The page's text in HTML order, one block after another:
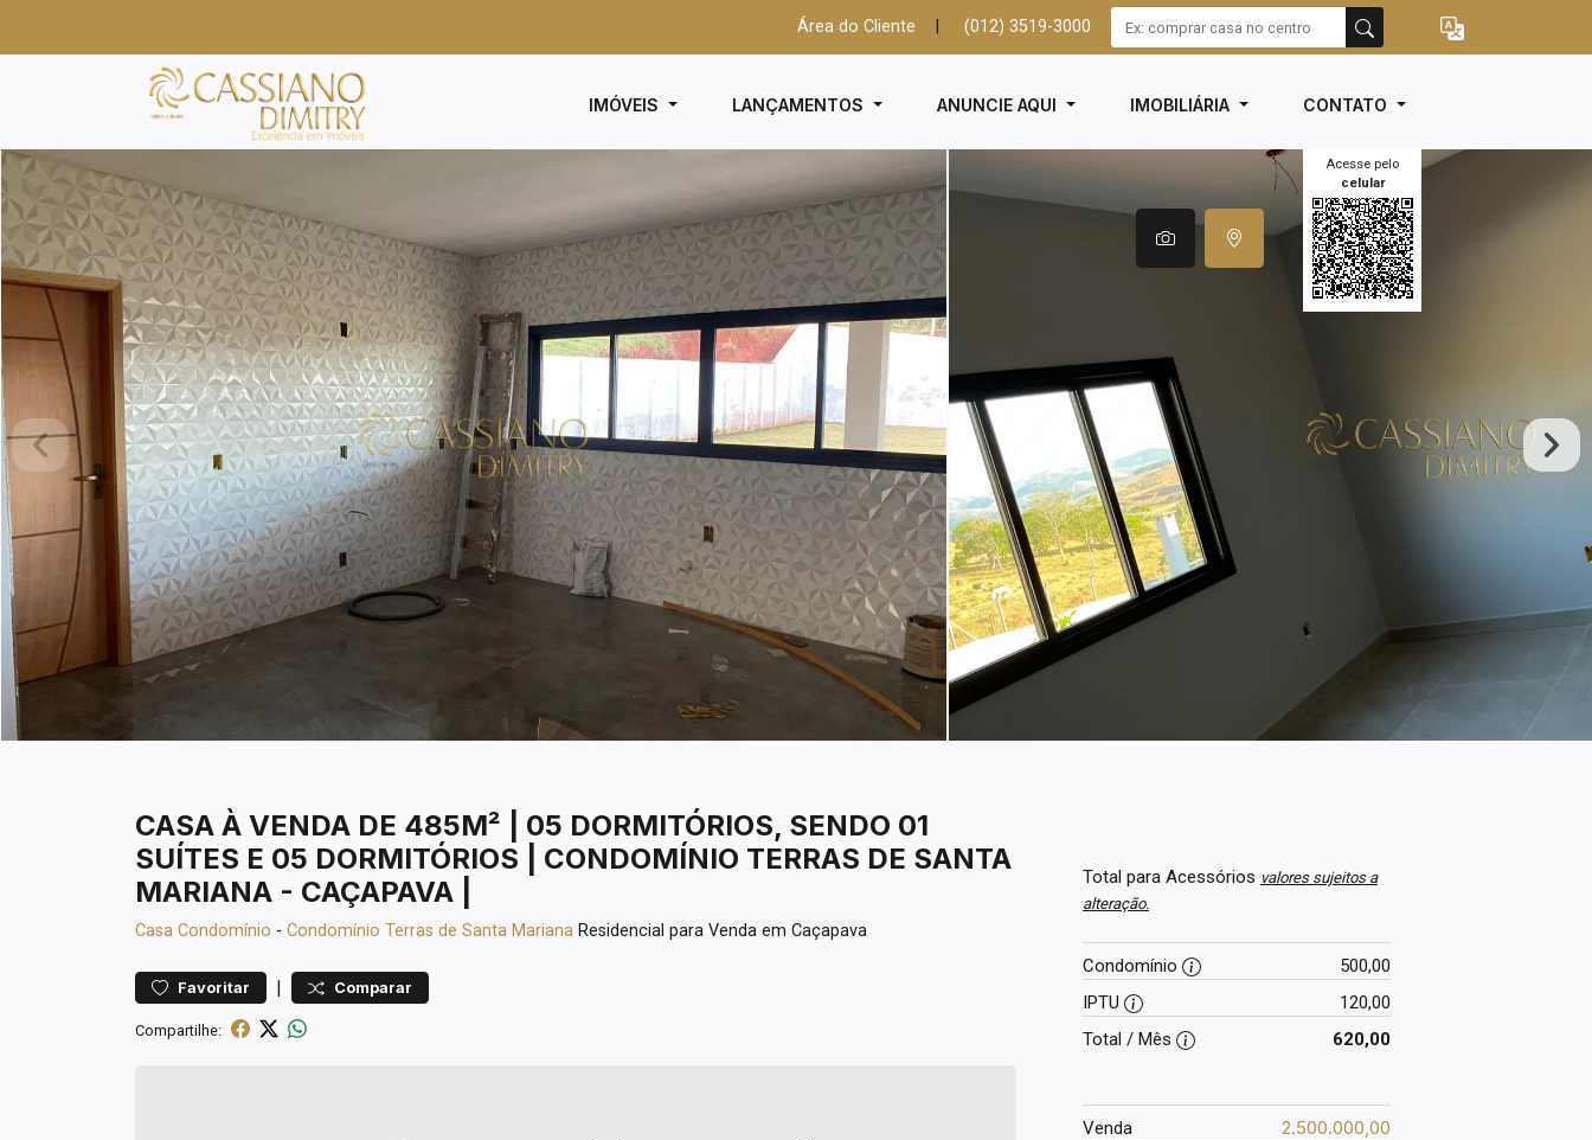
Área do Cliente (012) 3519-3000
IMÓVEIS LANÇAMENTOS ANUNCIE AQUI IMOBILIÁRIA CONTATO
Acesse pelo
celular
CASA À VENDA DE 485M² | 05 DORMITÓRIOS, SENDO 01
SUÍTES E 05 DORMITÓRIOS | CONDOMÍNIO TERRAS DE SANTA
MARIANA - CAÇAPAVA |
Casa Condomínio - Condomínio Terras de Santa Mariana Residencial para Venda em Caçapava
Favoritar | Comparar
Compartilhe:
Total para Acessórios valores sujeitos a
alteração.
Condomínio
500,00
IPTU
120,00
Total / Mês
620,00
Venda 2.500.000,00